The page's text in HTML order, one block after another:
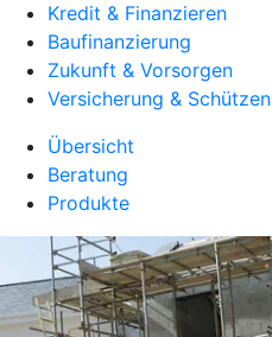
Kredit & Finanzieren
Baufinanzierung
Zukunft & Vorsorgen
Versicherung & Schützen
Übersicht
Beratung
Produkte